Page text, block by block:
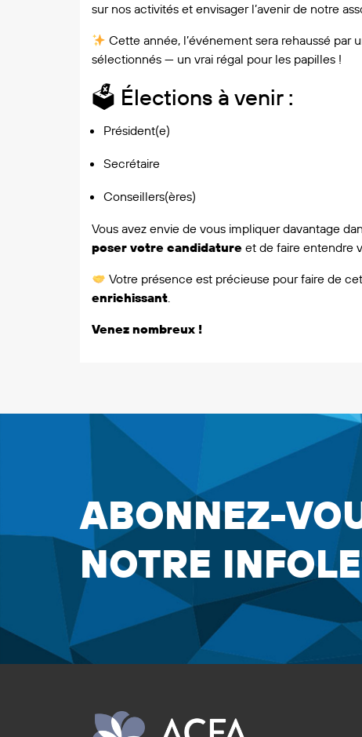
sur nos activités et envisager l’avenir de notre
Cette année, l’événement sera rehaussé par
sélectionnés — un vrai régal pour les papilles !
🗳 Élections à venir :
Président(e)
Secrétaire
Conseillers(ères)
Vous avez envie de vous impliquer davantage
poser votre candidature et de faire entendre
Votre présence est précieuse pour faire de
enrichissant.
Venez nombreux !
ABONNEZ-
NOTRE